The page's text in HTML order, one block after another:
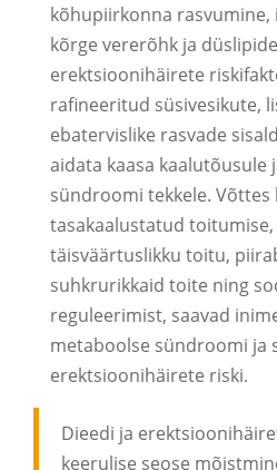
kõhupiirkonna
kõrge vererõhk ja
erektsioonihäirete
rafineeritud süsivesikute,
ebatervislike rasvade
aidata kaasa kaalutõusule
sündroomi tekkele. Võttes
tasakaalustatud
täisväärtuslikku toitu,
suhkrurikkaid toite ning
reguleerimist, saavad
metaboolse sündroomi ja
erektsioonihäirete riski.
Dieedi ja
keerulise seose